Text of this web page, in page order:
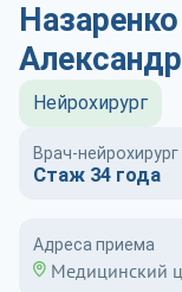
Нейрохирург
Врач-нейрохирург
Стаж 34 года
Адреса приема
Медицинский